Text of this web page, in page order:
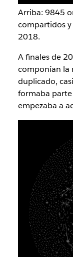
Arriba: 9845
compartidos
2018.
A finales de
componían la
duplicado,
formaba
empezaba a